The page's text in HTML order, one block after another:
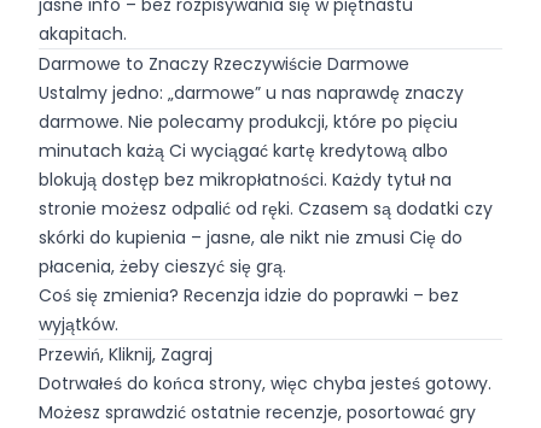
jasne info – bez rozpisywania się w piętnastu
akapitach.
Darmowe to Znaczy Rzeczywiście Darmowe
Ustalmy jedno: „darmowe” u nas naprawdę znaczy
darmowe. Nie polecamy produkcji, które po pięciu
minutach każą Ci wyciągać kartę kredytową albo
blokują dostęp bez mikropłatności. Każdy tytuł na
stronie możesz odpalić od ręki. Czasem są dodatki czy
skórki do kupienia – jasne, ale nikt nie zmusi Cię do
płacenia, żeby cieszyć się grą.
Coś się zmienia? Recenzja idzie do poprawki – bez
wyjątków.
Przewiń, Kliknij, Zagraj
Dotrwałeś do końca strony, więc chyba jesteś gotowy.
Możesz sprawdzić ostatnie recenzje, posortować gry